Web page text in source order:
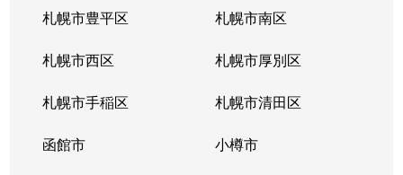
札幌市豊平区 札幌市南区
札幌市西区 札幌市厚別区
札幌市手稲区 札幌市清田区
函館市 小樽市